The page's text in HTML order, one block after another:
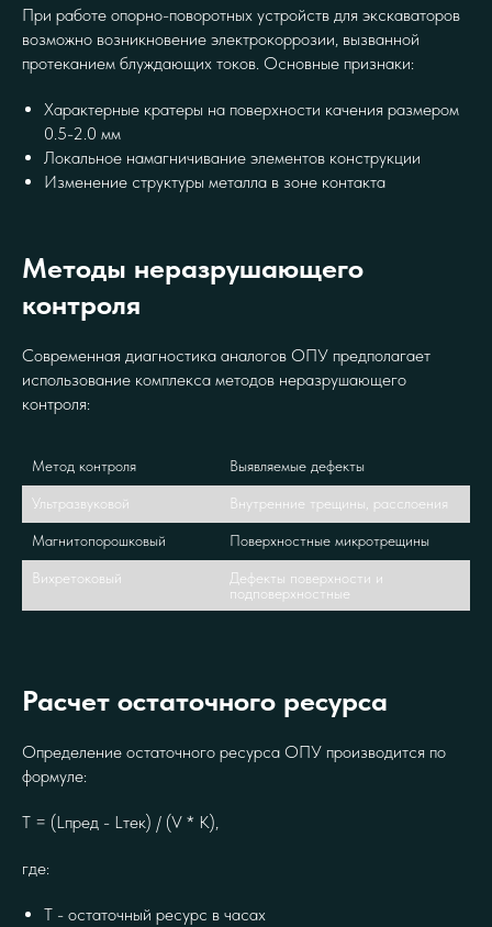
При работе опорно-поворотных устройств для экскаваторов
возможно возникновение электрокоррозии, вызванной
протеканием блуждающих токов. Основные признаки:
Характерные кратеры на поверхности качения размером
0.5-2.0 мм
Локальное намагничивание элементов конструкции
Изменение структуры металла в зоне контакта
Методы неразрушающего
контроля
Современная диагностика аналогов ОПУ предполагает
использование комплекса методов неразрушающего
контроля:
Метод контроля Выявляемые дефекты
Ультразвуковой Внутренние трещины, расслоения
Магнитопорошковый Поверхностные микротрещины
Вихретоковый
Дефекты поверхности и
подповерхностные
Расчет остаточного ресурса
Определение остаточного ресурса ОПУ производится по
формуле:
T = (Lпред - Lтек) / (V * K),
где:
T - остаточный ресурс в часах